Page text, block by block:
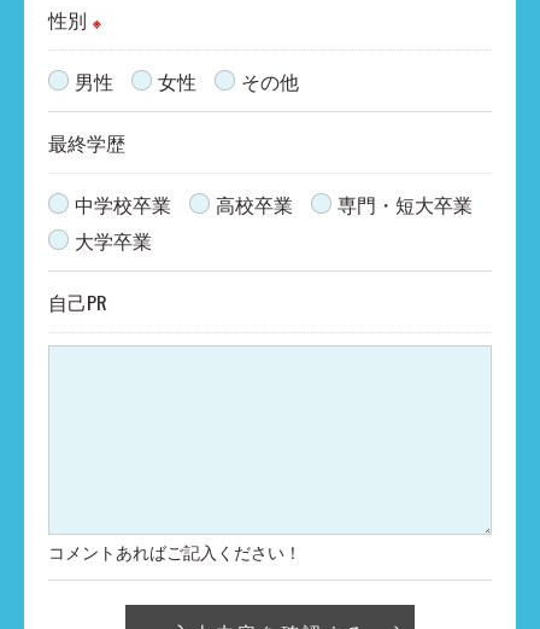
性別 ※
男性 女性 その他
最終学歴
中学校卒業 高校卒業
専門・短大卒業
大学卒業
自己PR
コメントあればご記入ください！